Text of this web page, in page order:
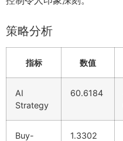
策略分析
指标 数值
AI
Strategy
60.6184
Buy-
1.3302